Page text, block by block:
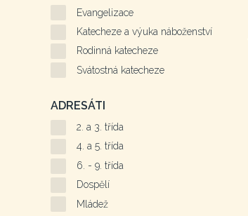
Evangelizace
Katecheze a výuka náboženství
Rodinná katecheze
Svátostná katecheze
ADRESÁTI
2. a 3. třída
4. a 5. třída
6. - 9. třída
Dospělí
Mládež